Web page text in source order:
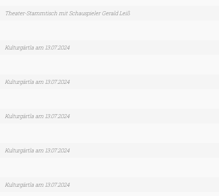
Theater-Stammtisch mit Schauspieler Gerald Leiß
Kulturgärtla am 13.07.2024
Kulturgärtla am 13.07.2024
Kulturgärtla am 13.07.2024
Kulturgärtla am 13.07.2024
Kulturgärtla am 13.07.2024